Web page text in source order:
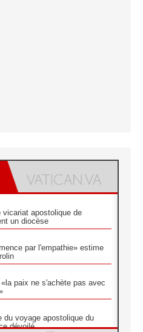
vicariat apostolique de
un diocèse
par l'empathie» estime
paix ne s'achète pas avec
du voyage apostolique du
dévoilé